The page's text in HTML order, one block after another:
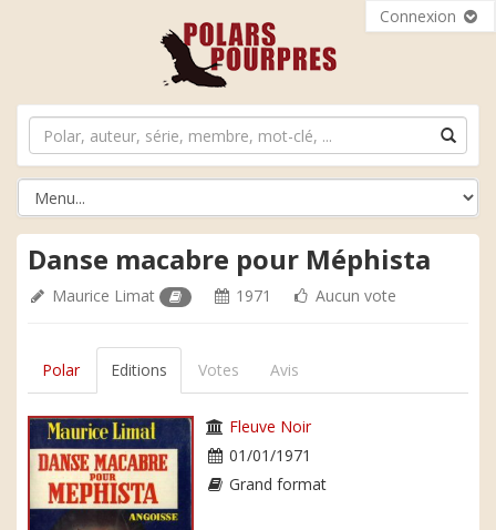
Connexion
Danse macabre pour Méphista
Maurice Limat 1971 Aucun vote
Polar Editions Votes Avis
Fleuve Noir
01/01/1971
Grand format